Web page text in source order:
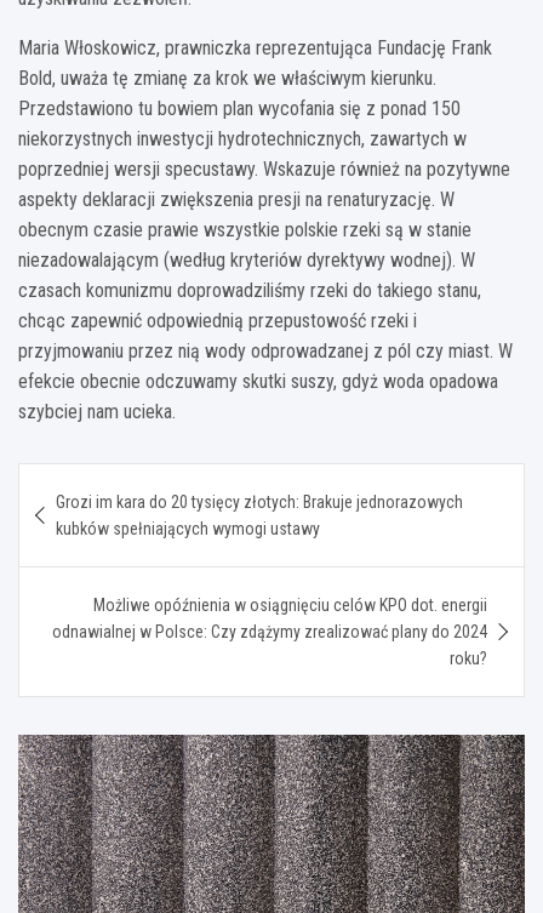
Maria Włoskowicz, prawniczka reprezentująca Fundację Frank
Bold, uważa tę zmianę za krok we właściwym kierunku.
Przedstawiono tu bowiem plan wycofania się z ponad 150
niekorzystnych inwestycji hydrotechnicznych, zawartych w
poprzedniej wersji specustawy. Wskazuje również na pozytywne
aspekty deklaracji zwiększenia presji na renaturyzację. W
obecnym czasie prawie wszystkie polskie rzeki są w stanie
niezadowalającym (według kryteriów dyrektywy wodnej). W
czasach komunizmu doprowadziliśmy rzeki do takiego stanu,
chcąc zapewnić odpowiednią przepustowość rzeki i
przyjmowaniu przez nią wody odprowadzanej z pól czy miast. W
efekcie obecnie odczuwamy skutki suszy, gdyż woda opadowa
szybciej nam ucieka.
wpisu
Grozi im kara do 20 tysięcy złotych: Brakuje jednorazowych
kubków spełniających wymogi ustawy
Możliwe opóźnienia w osiągnięciu celów KPO dot. energii
odnawialnej w Polsce: Czy zdążymy zrealizować plany do 2024
roku?